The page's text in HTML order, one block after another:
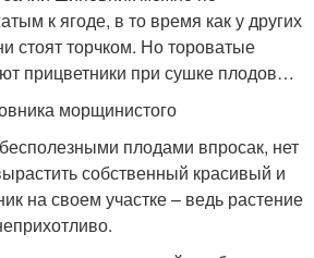
к ягоде, в то время как у других
стоят торчком. Но тороватые
прицветники при сушке плодов…
морщинистого
плодами впросак, нет
собственный красивый и
на своем участке – ведь растение